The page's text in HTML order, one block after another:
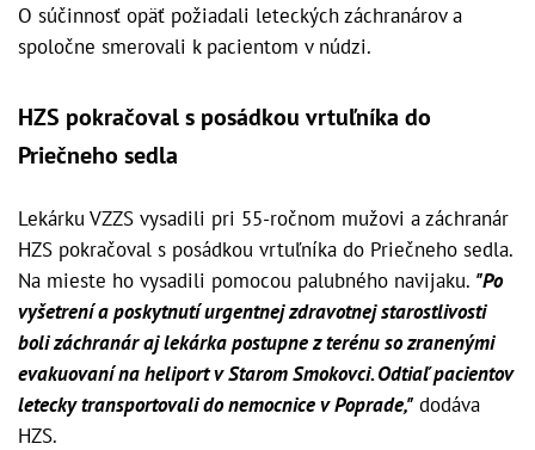
O súčinnosť opäť požiadali leteckých záchranárov a
spoločne smerovali k pacientom v núdzi.
HZS pokračoval s posádkou vrtuľníka do
Priečneho sedla
Lekárku VZZS vysadili pri 55-ročnom mužovi a záchranár
HZS pokračoval s posádkou vrtuľníka do Priečneho sedla.
Na mieste ho vysadili pomocou palubného navijaku. "Po
vyšetrení a poskytnutí urgentnej zdravotnej starostlivosti
boli záchranár aj lekárka postupne z terénu so zranenými
evakuovaní na heliport v Starom Smokovci. Odtiaľ pacientov
letecky transportovali do nemocnice v Poprade," dodáva
HZS.